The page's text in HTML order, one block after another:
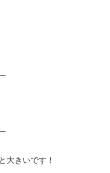
大きいです！